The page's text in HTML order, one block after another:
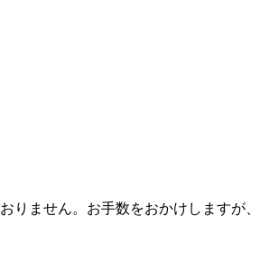
りません。お手数をおかけしますが